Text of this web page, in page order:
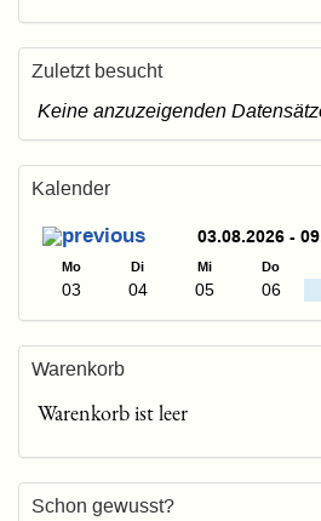
Zuletzt besucht
Keine anzuzeigenden
Kalender
03.08.2026 -
Mo Di Mi Do
03 04 05 06
Warenkorb
Warenkorb ist leer
Schon gewusst?